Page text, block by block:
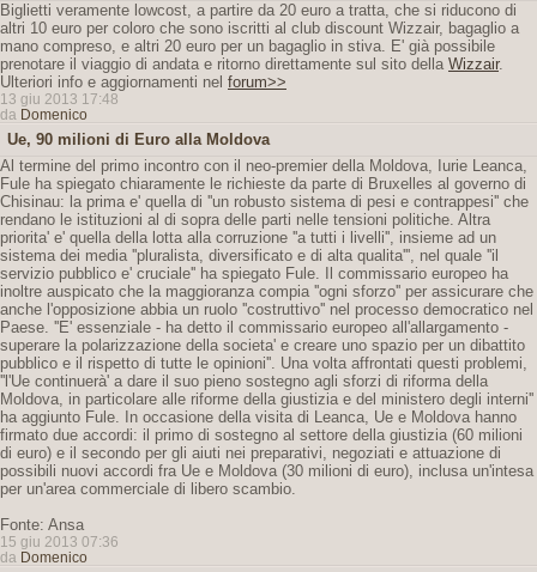
Biglietti veramente lowcost, a partire da 20 euro a tratta, che si riducono di
altri 10 euro per coloro che sono iscritti al club discount Wizzair, bagaglio a
mano compreso, e altri 20 euro per un bagaglio in stiva. E' già possibile
prenotare il viaggio di andata e ritorno direttamente sul sito della Wizzair.
Ulteriori info e aggiornamenti nel forum>>
13 giu 2013 17:48
da Domenico
Ue, 90 milioni di Euro alla Moldova
Al termine del primo incontro con il neo-premier della Moldova, Iurie Leanca,
Fule ha spiegato chiaramente le richieste da parte di Bruxelles al governo di
Chisinau: la prima e' quella di ''un robusto sistema di pesi e contrappesi'' che
rendano le istituzioni al di sopra delle parti nelle tensioni politiche. Altra
priorita' e' quella della lotta alla corruzione ''a tutti i livelli'', insieme ad un
sistema dei media ''pluralista, diversificato e di alta qualita''', nel quale ''il
servizio pubblico e' cruciale'' ha spiegato Fule. Il commissario europeo ha
inoltre auspicato che la maggioranza compia ''ogni sforzo'' per assicurare che
anche l'opposizione abbia un ruolo ''costruttivo'' nel processo democratico nel
Paese. ''E' essenziale - ha detto il commissario europeo all'allargamento -
superare la polarizzazione della societa' e creare uno spazio per un dibattito
pubblico e il rispetto di tutte le opinioni''. Una volta affrontati questi problemi,
''l'Ue continuerà' a dare il suo pieno sostegno agli sforzi di riforma della
Moldova, in particolare alle riforme della giustizia e del ministero degli interni''
ha aggiunto Fule. In occasione della visita di Leanca, Ue e Moldova hanno
firmato due accordi: il primo di sostegno al settore della giustizia (60 milioni
di euro) e il secondo per gli aiuti nei preparativi, negoziati e attuazione di
possibili nuovi accordi fra Ue e Moldova (30 milioni di euro), inclusa un'intesa
per un'area commerciale di libero scambio.
Fonte: Ansa
15 giu 2013 07:36
da Domenico